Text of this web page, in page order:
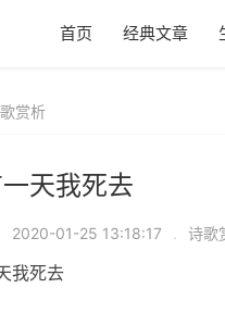
首页 经典文章
赏析
天我死去
2020-01-25 13:18:17 诗歌
我死去